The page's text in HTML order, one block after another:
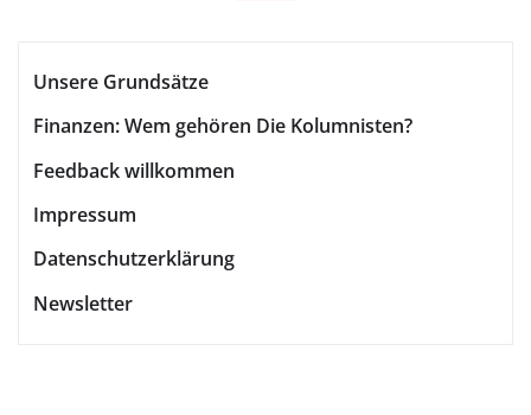
Beiträge
Unsere Grundsätze
Finanzen: Wem gehören Die Kolumnisten?
Feedback willkommen
Impressum
Datenschutzerklärung
Newsletter